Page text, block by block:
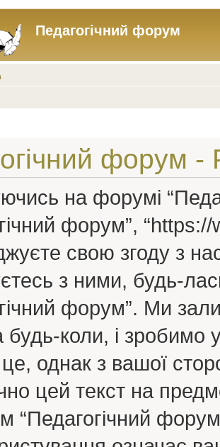
Педагогічний форум
форум -
на форумі
форум”,
свою згоду з
з ними, будь-
форум”. Ми
будь-коли, і
однак з вашої
цей текст на
“Педагогічний